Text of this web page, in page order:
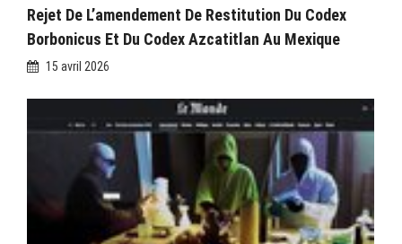
Rejet De L’amendement De Restitution Du Codex
Borbonicus Et Du Codex Azcatitlan Au Mexique
15 avril 2026